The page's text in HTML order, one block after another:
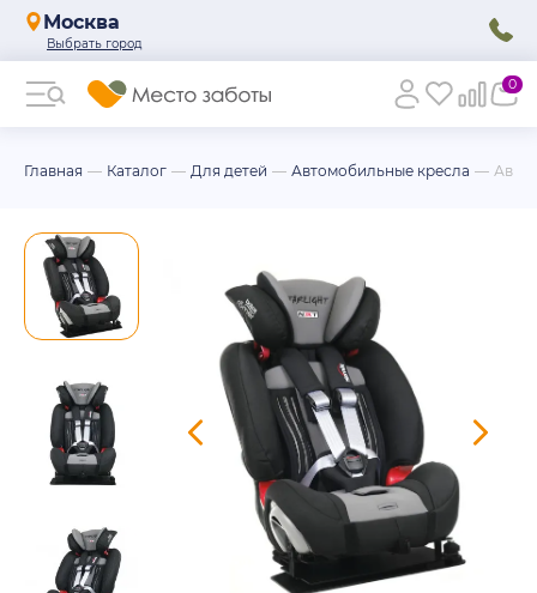
Москва
0
Главная Каталог Для детей Автомобильные кресла